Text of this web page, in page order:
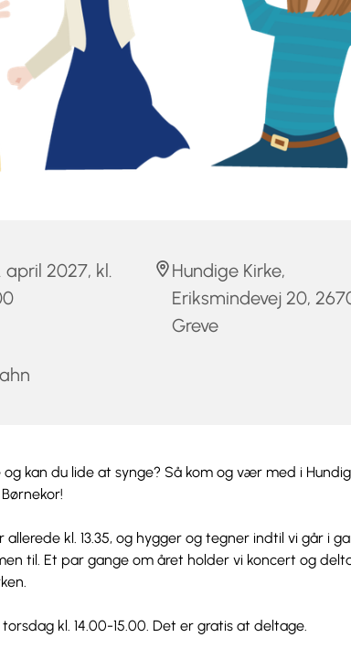
2027, kl.
Hundige Kirke,
Eriksmindevej 20,
Greve
og kan du lide at synge? Så kom og vær med i
allerede kl. 13.35, og hygger og tegner indtil vi går i
til. Et par gange om året holder vi koncert og
kl. 14.00-15.00. Det er gratis at deltage.